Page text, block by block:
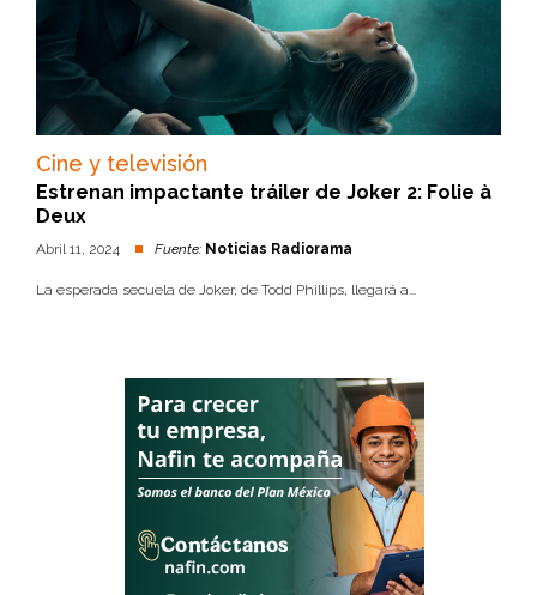
Cine y televisión
Estrenan impactante tráiler de Joker 2: Folie à
Deux
Abril 11, 2024 Fuente: Noticias Radiorama
La esperada secuela de Joker, de Todd Phillips, llegará a...